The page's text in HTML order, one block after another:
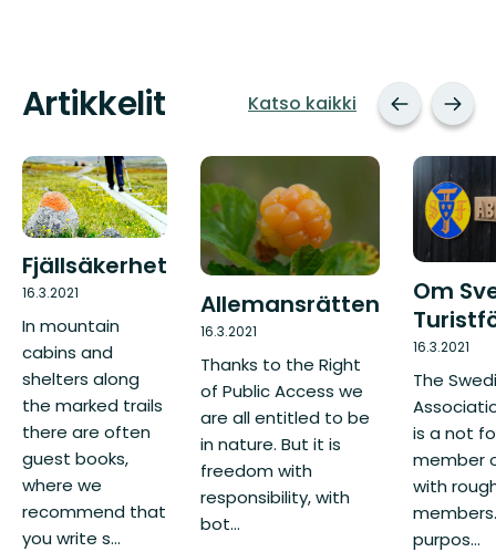
Artikkelit Katso kaikki
Fjällsäkerhet
16.3.2021
In mountain
cabins and
shelters along
the marked trails
there are often
guest books,
where we
recommend that
you write s...
Allemansrätten
16.3.2021
Thanks to the Right
of Public Access we
are all entitled to be
in nature. But it is
freedom with
responsibility, with
bot...
Om
16.3.2021
The
is a not
member
with
purpos...